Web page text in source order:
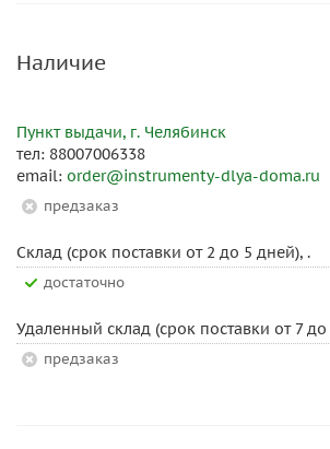
Наличие
Пункт выдачи, г. Челябинск
тел: 88007006338
email: order@instrumenty-dlya-doma.ru
Предзаказ
Склад (срок поставки от 2 до 5 дней), .
Достаточно
Удаленный склад (срок поставки от 7
Предзаказ